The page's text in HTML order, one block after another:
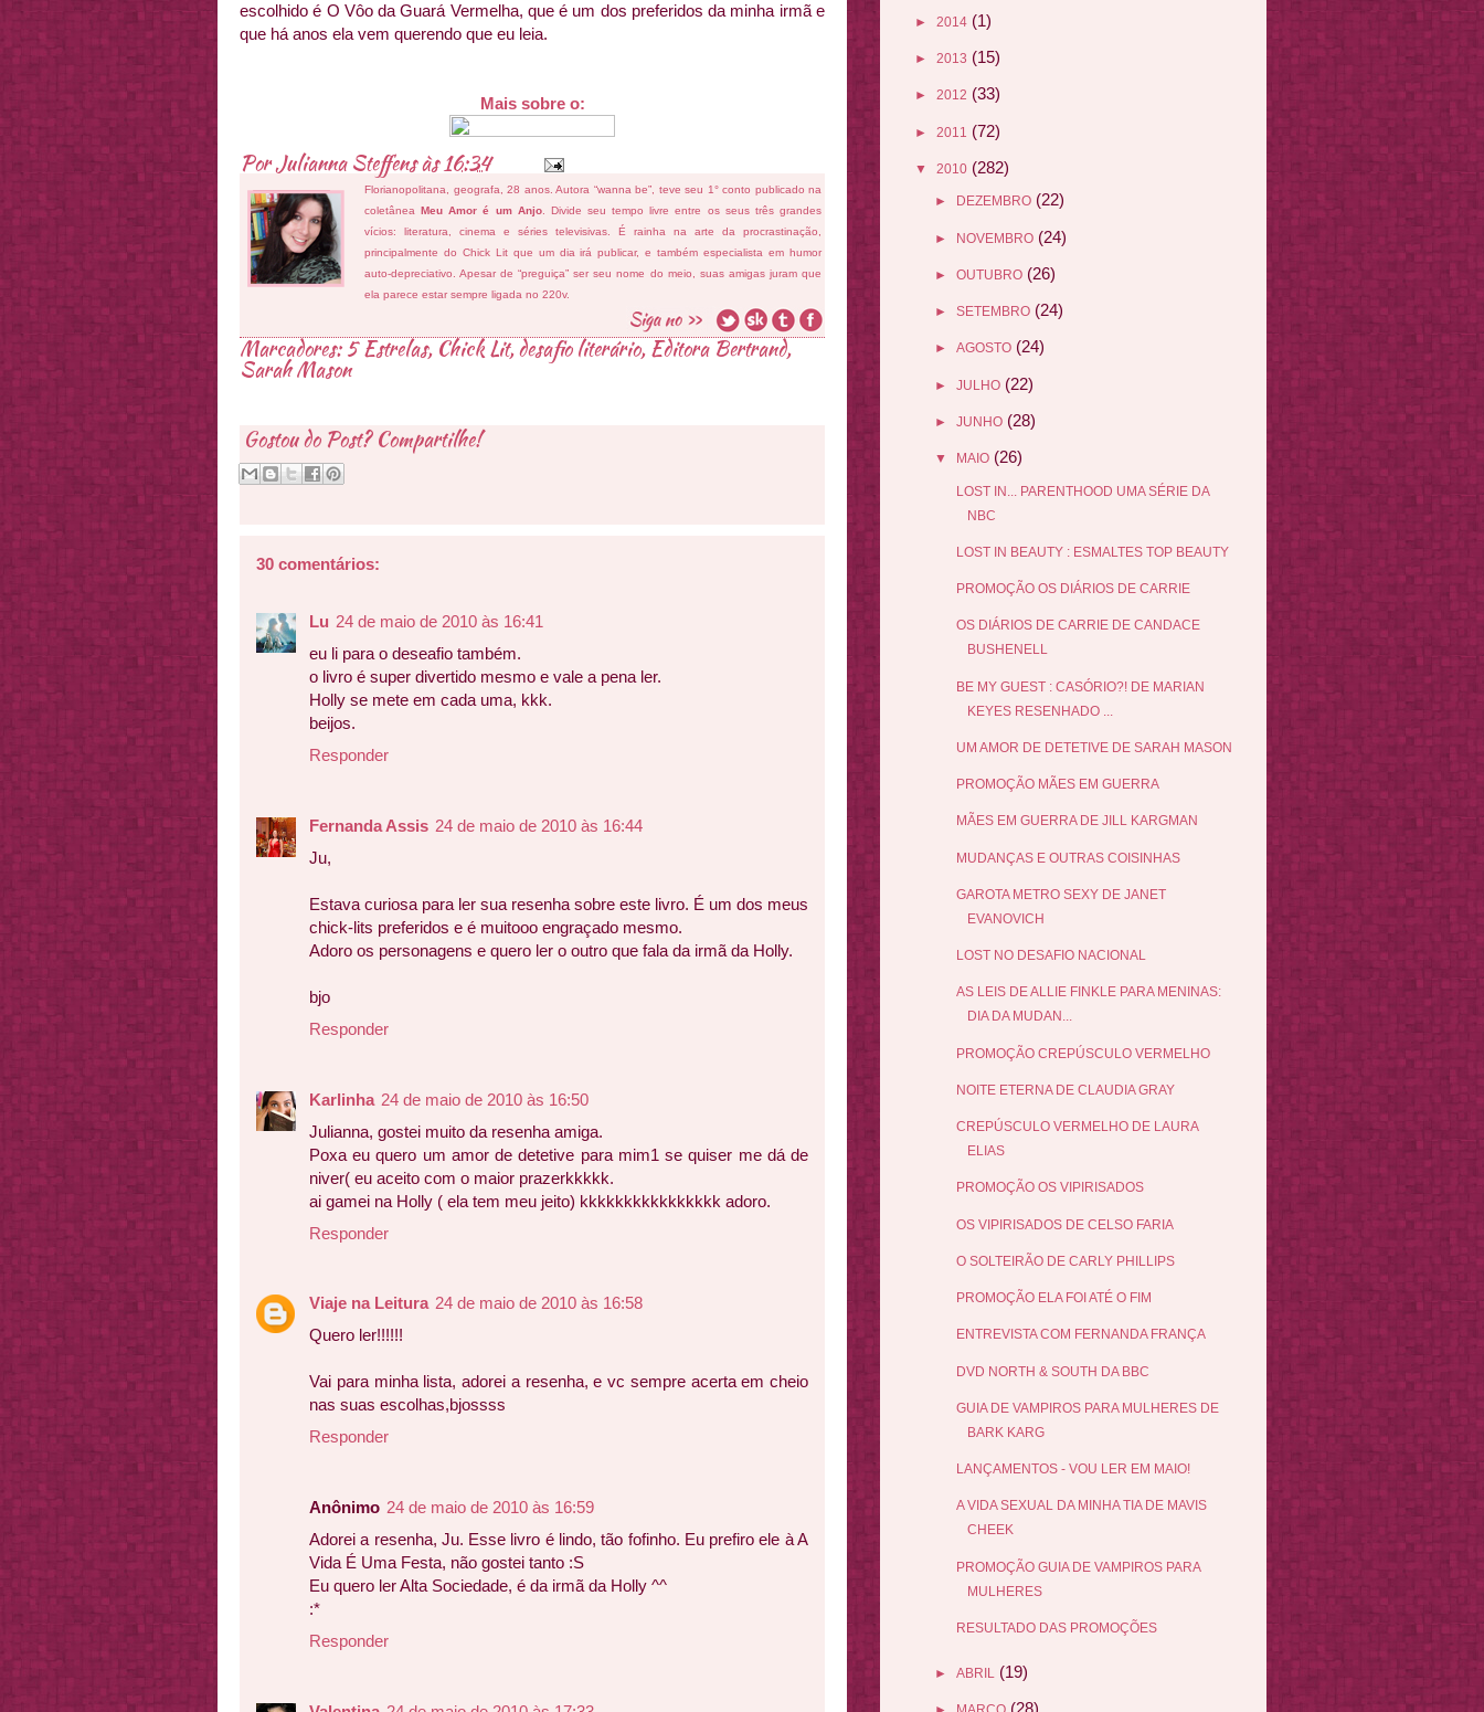
escolhido é O Vôo da Guará Vermelha, que é um dos preferidos da minha irmã e
que há anos ela vem querendo que eu leia.
Mais sobre o:
PorJulianna Steffensàs16:34
Florianopolitana, geografa, 28 anos. Autora “wanna be”, teve seu 1° conto publicado na
coletâneaMeu Amor é um Anjo. Divide seu tempo livre entre os seus três grandes
vícios: literatura, cinema e séries televisivas. É rainha na arte da procrastinação,
principalmente do Chick Lit que um dia irá publicar, e também especialista em humor
auto-depreciativo. Apesar de “preguiça” ser seu nome do meio, suas amigas juram que
ela parece estar sempre ligada no 220v.
Marcadores:5 Estrelas, Chick Lit,desafio literário,Editora Bertrand,
Sarah Mason
Gostou do Post? Compartilhe!
30 comentários:
Lu 24 de maio de 2010 às 16:41
eu li para o deseafio também.
o livro é super divertido mesmo e vale a pena ler.
Holly se mete em cada uma, kkk.
beijos.
Responder
Fernanda Assis 24 de maio de 2010 às 16:44
Ju,
Estava curiosa para ler sua resenha sobre este livro. É um dos meus
chick-lits preferidos e é muitooo engraçado mesmo.
Adoro os personagens e quero ler o outro que fala da irmã da Holly.
bjo
Responder
Karlinha 24 de maio de 2010 às 16:50
Julianna, gostei muito da resenha amiga.
Poxa eu quero um amor de detetive para mim1 se quiser me dá de
niver( eu aceito com o maior prazerkkkkk.
ai gamei na Holly ( ela tem meu jeito) kkkkkkkkkkkkkkkk adoro.
Responder
Viaje na Leitura 24 de maio de 2010 às 16:58
Quero ler!!!!!!
Vai para minha lista, adorei a resenha, e vc sempre acerta em cheio
nas suas escolhas,bjossss
Responder
Anônimo 24 de maio de 2010 às 16:59
Adorei a resenha, Ju. Esse livro é lindo, tão fofinho. Eu prefiro ele à A
Vida É Uma Festa, não gostei tanto :S
Eu quero ler Alta Sociedade, é da irmã da Holly ^^
:*
Responder
► 2014 (1)
► 2013 (15)
► 2012 (33)
► 2011 (72)
▼ 2010 (282)
► DEZEMBRO (22)
► NOVEMBRO (24)
► OUTUBRO (26)
► SETEMBRO (24)
► AGOSTO (24)
► JULHO (22)
► JUNHO (28)
▼ MAIO (26)
LOST IN... PARENTHOOD UMA SÉRIE DA
NBC
LOST IN BEAUTY : ESMALTES TOP BEAUTY
PROMOÇÃO OS DIÁRIOS DE CARRIE
OS DIÁRIOS DE CARRIE DE CANDACE
BUSHENELL
BE MY GUEST : CASÓRIO?! DE MARIAN
KEYES RESENHADO ...
UM AMOR DE DETETIVE DE SARAH MASON
PROMOÇÃO MÃES EM GUERRA
MÃES EM GUERRA DE JILL KARGMAN
MUDANÇAS E OUTRAS COISINHAS
GAROTA METRO SEXY DE JANET
EVANOVICH
LOST NO DESAFIO NACIONAL
AS LEIS DE ALLIE FINKLE PARA MENINAS:
DIA DA MUDAN...
PROMOÇÃO CREPÚSCULO VERMELHO
NOITE ETERNA DE CLAUDIA GRAY
CREPÚSCULO VERMELHO DE LAURA
ELIAS
PROMOÇÃO OS VIPIRISADOS
OS VIPIRISADOS DE CELSO FARIA
O SOLTEIRÃO DE CARLY PHILLIPS
PROMOÇÃO ELA FOI ATÉ O FIM
ENTREVISTA COM FERNANDA FRANÇA
DVD NORTH & SOUTH DA BBC
GUIA DE VAMPIROS PARA MULHERES DE
BARK KARG
LANÇAMENTOS - VOU LER EM MAIO!
A VIDA SEXUAL DA MINHA TIA DE MAVIS
CHEEK
PROMOÇÃO GUIA DE VAMPIROS PARA
MULHERES
RESULTADO DAS PROMOÇÕES
► ABRIL (19)
(28)